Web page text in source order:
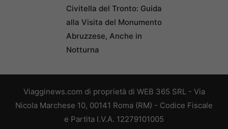
Civitella del Tronto: Guida
alla Visita del Monumento
Abruzzese, Anche in
Notturna
Viagginews.com di proprietà di WEB 365 SRL - Via
Nicola Marchese 10, 00141 Roma (RM) - Codice Fiscale
e Partita I.V.A. 12279101005